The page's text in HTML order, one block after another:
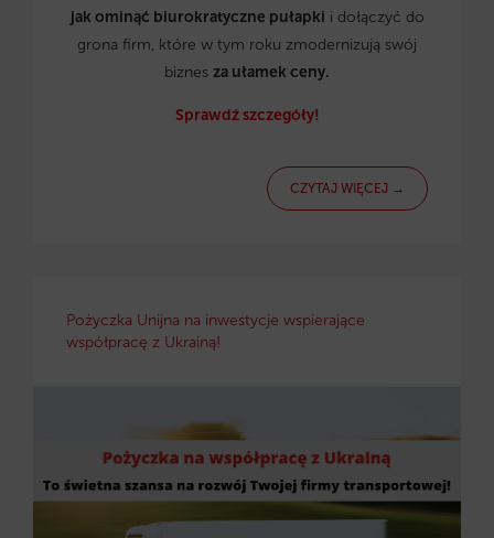
jak ominąć biurokratyczne pułapki i dołączyć do
grona firm, które w tym roku zmodernizują swój
biznes za ułamek ceny.
Sprawdź szczegóły!
CZYTAJ WIĘCEJ →
Pożyczka Unijna na inwestycje wspierające
współpracę z Ukrainą!